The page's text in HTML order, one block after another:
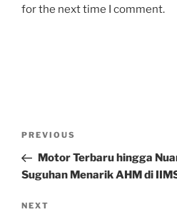
for the next time I comment.
Previous
Post
PREVIOUS
Motor Terbaru hingga
Suguhan Menarik AHM di
Next
NEXT